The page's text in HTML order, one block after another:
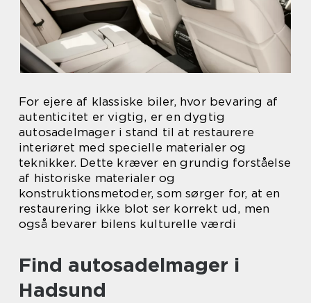
For ejere af klassiske biler, hvor bevaring af
autenticitet er vigtig, er en dygtig
autosadelmager i stand til at restaurere
interiøret med specielle materialer og
teknikker. Dette kræver en grundig forståelse
af historiske materialer og
konstruktionsmetoder, som sørger for, at en
restaurering ikke blot ser korrekt ud, men
også bevarer bilens kulturelle værdi
Find autosadelmager i
Hadsund